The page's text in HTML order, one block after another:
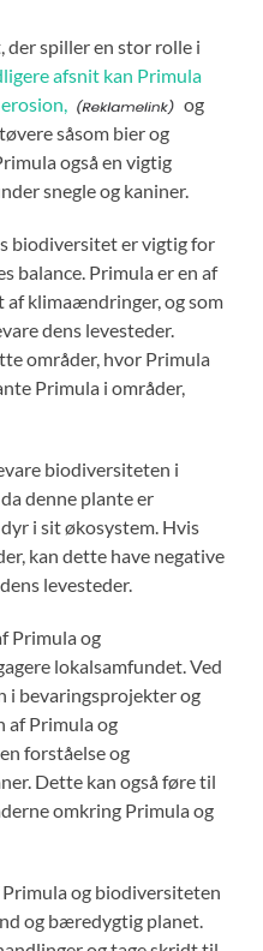
der spiller en stor rolle i
afsnit kan Primula
og
såsom bier og
også en vigtig
snegle og kaniner.
biodiversitet er vigtig for
balance. Primula er en af
af klimaændringer, og som
dens levesteder.
områder, hvor Primula
Primula i områder,
biodiversiteten i
denne plante er
i sit økosystem. Hvis
kan dette have negative
levesteder.
Primula og
lokalsamfundet. Ved
i bevaringsprojekter og
af Primula og
forståelse og
Dette kan også føre til
omkring Primula og
Primula og biodiversiteten
og bæredygtig planet.